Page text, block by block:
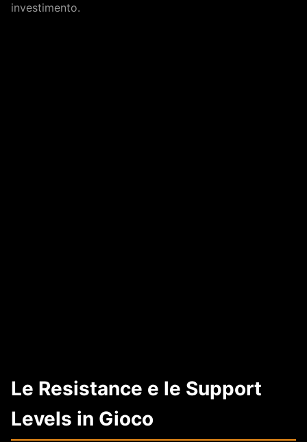
investimento.
Le Resistance e le Support
Levels in Gioco